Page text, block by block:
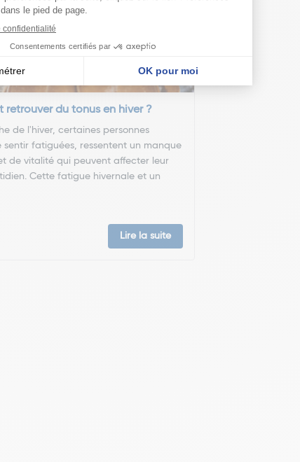
retrouver du tonus en hiver ?
de l'hiver, certaines personnes
sentir fatiguées, ressentent un manque
de vitalité qui peuvent affecter leur
Cette fatigue hivernale et un
Lire la suite